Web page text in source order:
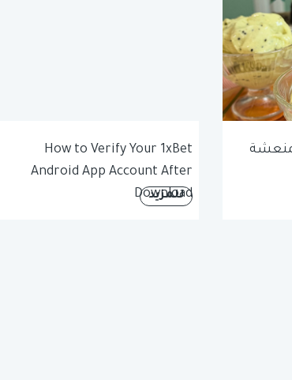
How to Verify Your 1xBet
Android App Account After
Download
للمزيد